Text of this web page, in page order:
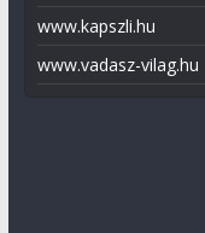
www.kapszli.hu
www.vadasz-vilag.hu